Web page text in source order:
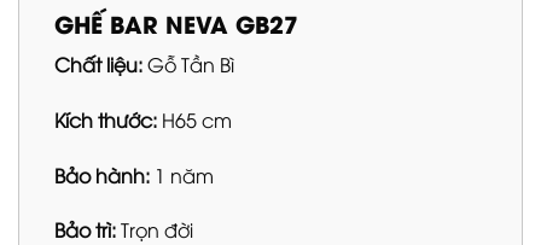
GHẾ BAR NEVA GB27
Chất liệu:Gỗ Tần Bì
Kích thước: H65 cm
Bảo hành: 1 năm
Bảo trì:Trọn đời